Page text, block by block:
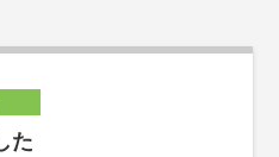
た